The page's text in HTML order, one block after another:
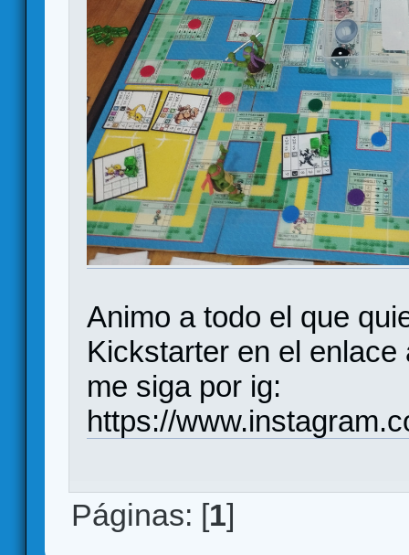
Animo a todo el que
Kickstarter en el
me siga por ig:
https://
Páginas: [1]